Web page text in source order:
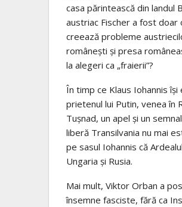
casa părintească din landul
austriac Fischer a fost doar
creează probleme
româneşti şi presa
la alegeri ca „fraierii”?
În timp ce Klaus Iohannis
prietenul lui Putin, venea în
Tuşnad, un apel şi un
liberă Transilvania nu mai
pe sasul Iohannis că
Ungaria şi Rusia.
Mai mult, Viktor Orban a
însemne fasciste, fără ca